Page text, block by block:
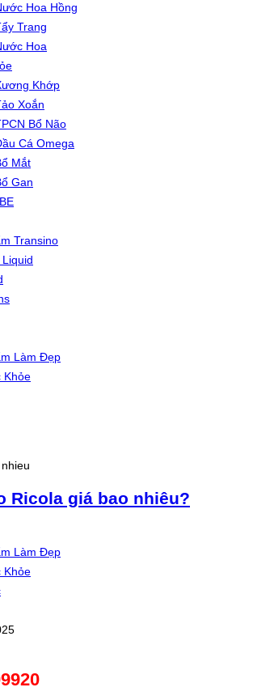
Hoa Hồng
Trang
Hoa
Khớp
Xoắn
Bổ Não
Cá Omega
Mắt
Gan
Transino
Liquid
Làm Đẹp
Khỏe
Ricola giá bao nhiêu?
Làm Đẹp
Khỏe